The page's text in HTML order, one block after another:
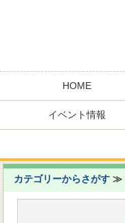
HOME
イベント情報
カテゴリーからさがす ≫